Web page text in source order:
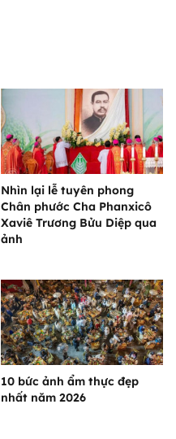
Nhìn lại lễ tuyên phong
Chân phước Cha Phanxicô
Xaviê Trương Bửu Diệp qua
ảnh
10 bức ảnh ẩm thực đẹp
nhất năm 2026